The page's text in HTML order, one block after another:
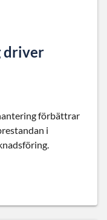
driver
förbättrar
i